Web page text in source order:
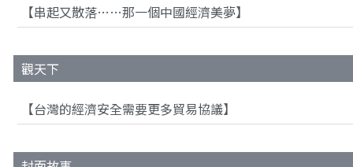
【串起又散落……那一個中國經濟美夢】
觀天下
【台灣的經濟安全需要更多貿易協議】